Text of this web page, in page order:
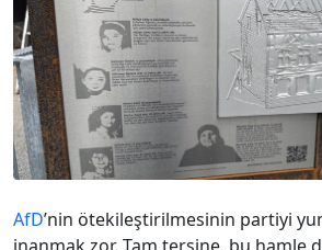
AfD’nin ötekileştirilmesinin partiyi